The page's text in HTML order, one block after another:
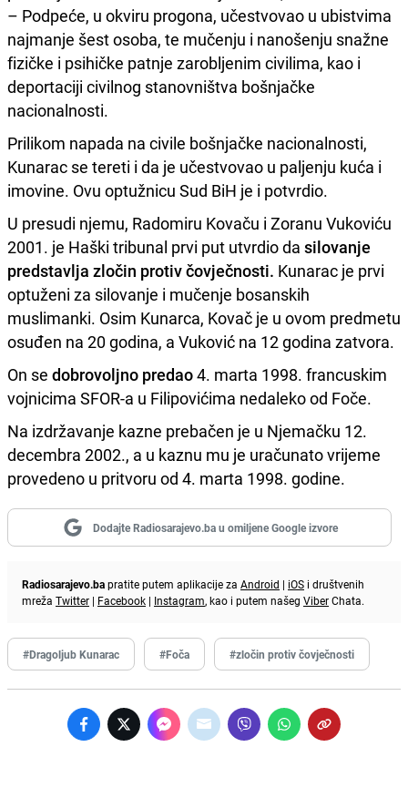
– Podpeće, u okviru progona, učestvovao u ubistvima
najmanje šest osoba, te mučenju i nanošenju snažne
fizičke i psihičke patnje zarobljenim civilima, kao i
deportaciji civilnog stanovništva bošnjačke
nacionalnosti.
Prilikom napada na civile bošnjačke nacionalnosti,
Kunarac se tereti i da je učestvovao u paljenju kuća i
imovine. Ovu optužnicu Sud BiH je i potvrdio.
U presudi njemu, Radomiru Kovaču i Zoranu Vukoviću
2001. je Haški tribunal prvi put utvrdio da silovanje
predstavlja zločin protiv čovječnosti. Kunarac je prvi
optuženi za silovanje i mučenje bosanskih
muslimanki. Osim Kunarca, Kovač je u ovom predmetu
osuđen na 20 godina, a Vuković na 12 godina zatvora.
On se dobrovoljno predao4. marta 1998. francuskim
vojnicima SFOR-a u Filipovićima nedaleko od Foče.
Na izdržavanje kazne prebačen je u Njemačku 12.
decembra 2002., a u kaznu mu je uračunato vrijeme
provedeno u pritvoru od 4. marta 1998. godine.
Dodajte Radiosarajevo.ba u omiljene Google izvore
Radiosarajevo.bapratite putem aplikacije za Android | iOS i društvenih
mreža Twitter | Facebook | Instagram, kao i putem našeg ViberChata.
#Dragoljub Kunarac #Foča #zločin protiv čovječnosti